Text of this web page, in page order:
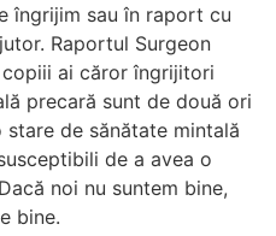
îngrijim sau în raport cu
Raportul Surgeon
copiii ai căror îngrijitori
precară sunt de două ori
de sănătate mintală
de a avea o
noi nu suntem bine,
bine.